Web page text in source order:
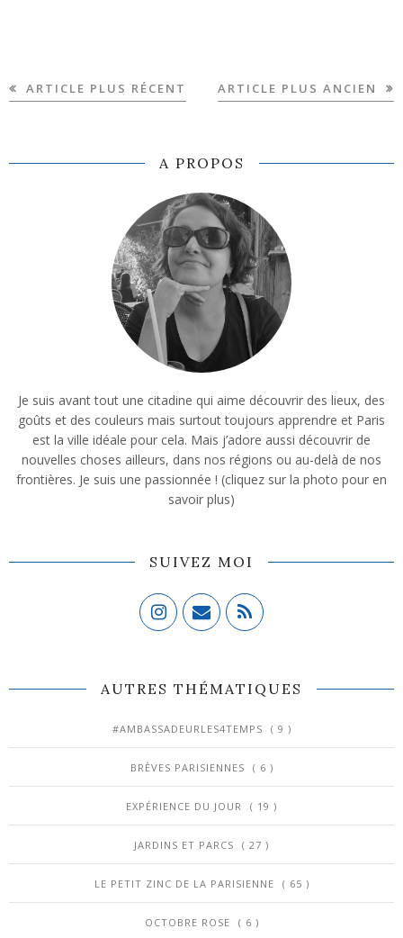
ARTICLE PLUS RÉCENT ARTICLE PLUS ANCIEN
A PROPOS
Je suis avant tout une citadine qui aime découvrir des lieux, des
goûts et des couleurs mais surtout toujours apprendre et Paris
est la ville idéale pour cela. Mais j’adore aussi découvrir de
nouvelles choses ailleurs, dans nos régions ou au-delà de nos
frontières. Je suis une passionnée ! (cliquez sur la photo pour en
savoir plus)
SUIVEZ MOI
AUTRES THÉMATIQUES
#AMBASSADEURLES4TEMPS ( 9 )
BRÈVES PARISIENNES ( 6 )
EXPÉRIENCE DU JOUR ( 19 )
JARDINS ET PARCS ( 27 )
LE PETIT ZINC DE LA PARISIENNE ( 65 )
OCTOBRE ROSE ( 6 )